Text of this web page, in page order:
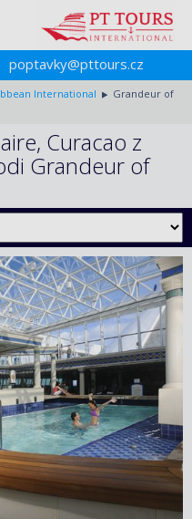
poptavky@pttours.cz
International
Grandeur of
Curacao z
Grandeur of